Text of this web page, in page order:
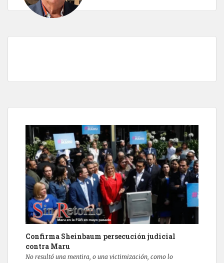
Confirma Sheinbaum persecución judicial
contra Maru
No resultó una mentira, o una victimización, como lo